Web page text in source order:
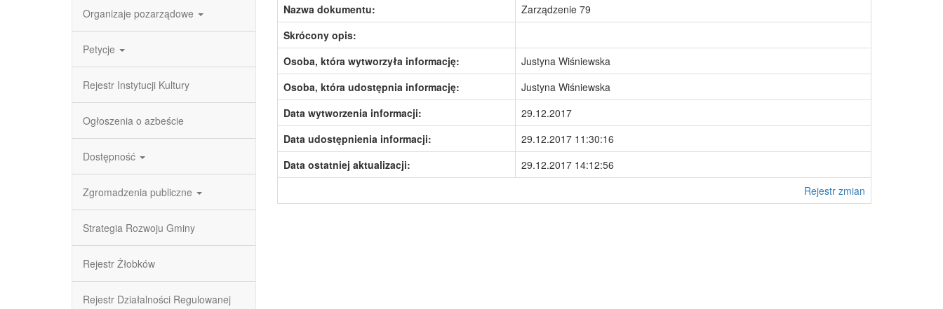
Organizaje pozarządowe
Petycje
Rejestr Instytucji Kultury
Ogłoszenia o azbeście
Dostępność
Zgromadzenia publiczne
Strategia Rozwoju Gminy
Rejestr Żłobków
Rejestr Działalności Regulowanej
Nazwa dokumentu:
Zarządzenie 79
Skrócony opis:
Osoba, która wytworzyła informację:
Justyna Wiśniewska
Osoba, która udostępnia informację:
Justyna Wiśniewska
Data wytworzenia informacji:
29.12.2017
Data udostępnienia informacji:
29.12.2017 11:30:16
Data ostatniej aktualizacji:
29.12.2017 14:12:56
Rejestr zmian